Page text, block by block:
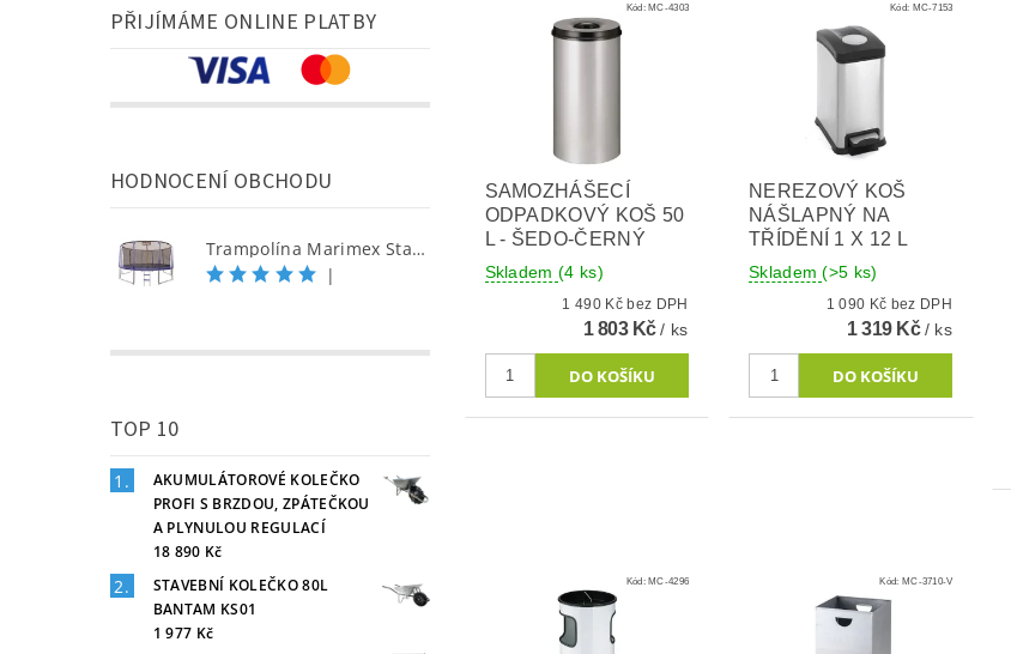
PŘIJÍMÁME ONLINE PLATBY
HODNOCENÍ OBCHODU
Trampolína Marimex Standard 457 cm + vnitřní ochranná síť + žebřík ZDARMA
|
TOP 10
AKUMULÁTOROVÉ KOLEČKO
PROFI S BRZDOU, ZPÁTEČKOU
A PLYNULOU REGULACÍ
18 890 Kč
STAVEBNÍ KOLEČKO 80L
BANTAM KS01
1 977 Kč
Kód:MC-4303
SAMOZHÁŠECÍ
ODPADKOVÝ KOŠ 50
L - ŠEDO-ČERNÝ
Skladem(4 ks)
1 490 Kč bez DPH
1 803 Kč/ ks
Kód: MC-7153
NEREZOVÝ KOŠ
NÁŠLAPNÝ NA
TŘÍDĚNÍ 1 X 12 L
Skladem(>5 ks)
1 090 Kč bez DPH
1 319 Kč/ ks
Kód:MC-4296 Kód: MC-3710-V